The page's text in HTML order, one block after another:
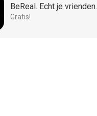
BeReal. Echt je vrienden.
Gratis!